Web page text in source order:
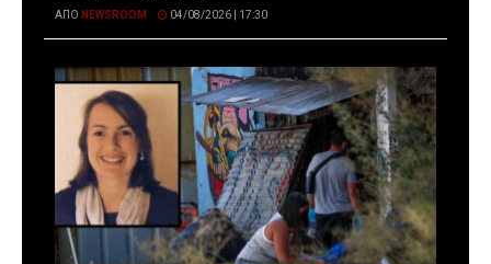
ΑΠΌ NEWSROOM 04/08/2026 | 17:30